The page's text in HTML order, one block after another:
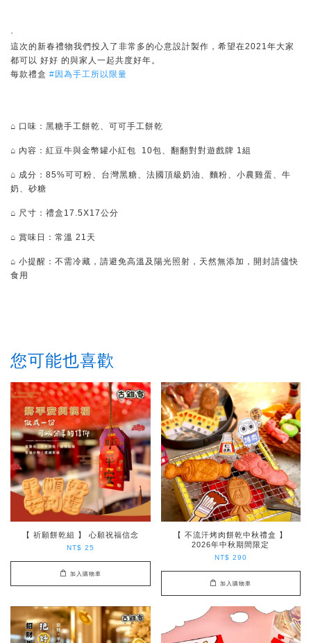
·
這次的新春禮物我們投入了非常多的心意設計製作，希望在2021年大家
都可以 好好 的與家人一起共度好年。
每款禮盒 #因為手工所以限量
⌂ 口味：黑糖手工餅乾、可可手工餅乾
⌂ 內容：紅豆牛與金幣罐小紅包 10包、翻翻對對遊戲牌 1組
⌂ 成分：85%可可粉、台灣黑糖、法國頂級奶油、麵粉、小農雞蛋、牛
奶、砂糖
⌂ 尺寸：禮盒17.5X17公分
⌂ 賞味日：常溫 21天
⌂ 小提醒：不需冷藏，請避免高溫及陽光照射，天然無添加，開封請儘快
食用
您可能也喜歡
【 祈願餅乾組 】 心願祝福信念
NT$ 25
加入購物車
【 不流汗烤肉餅乾中秋禮盒 】
2026年中秋期間限定
NT$ 290
加入購物車